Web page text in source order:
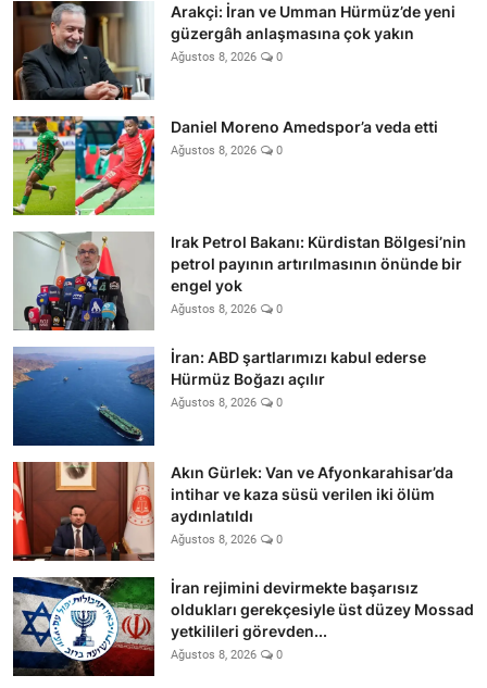
Arakçi: İran ve Umman Hürmüz’de yeni
güzergâh anlaşmasına çok yakın
Ağustos 8, 2026 0
Daniel Moreno Amedspor’a veda etti
Ağustos 8, 2026 0
Irak Petrol Bakanı: Kürdistan Bölgesi’nin
petrol payının artırılmasının önünde bir
engel yok
Ağustos 8, 2026 0
İran: ABD şartlarımızı kabul ederse
Hürmüz Boğazı açılır
Ağustos 8, 2026 0
Akın Gürlek: Van ve Afyonkarahisar’da
intihar ve kaza süsü verilen iki ölüm
aydınlatıldı
Ağustos 8, 2026 0
İran rejimini devirmekte başarısız
oldukları gerekçesiyle üst düzey Mossad
yetkilileri görevden...
Ağustos 8, 2026 0